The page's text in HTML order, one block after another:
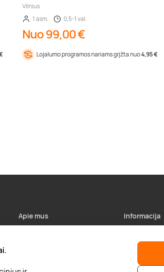
Vilnius
1 asm.
0,5-1 val.
Nuo 99,00 €
Lojalumo programos nariams grįžta nuo4,95 €
Apie mus Informacija
Parduotuvės
Pristatymas